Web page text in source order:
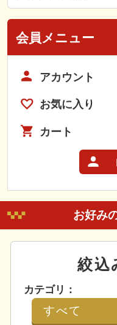
会員メニュー
アカウント
お気に入り
カート
お好み
絞込
カテゴリ：